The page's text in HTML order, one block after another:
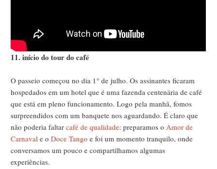
11. início do tour do café
O passeio começou no dia 1° de julho. Os assinantes ficaram
hospedados em um hotel que é uma fazenda centenária de café
que está em pleno funcionamento. Logo pela manhã, fomos
surpreendidos com um banquete nos aguardando. É claro que
não poderia faltarcafé de qualidade: preparamos oAmor de
Carnaval e oDoce Tango e foi um momento tranquilo, onde
conversamos um pouco e compartilhamos algumas
experiências.